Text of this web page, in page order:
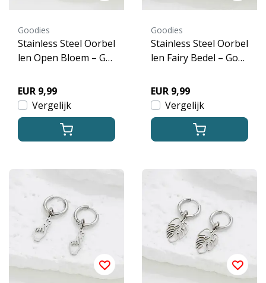
Goodies
Stainless Steel Oorbel
len Open Bloem – Go
EUR 9,99
Vergelijk
Goodies
Stainless Steel Oorbel
len Fairy Bedel – Gou
EUR 9,99
Vergelijk